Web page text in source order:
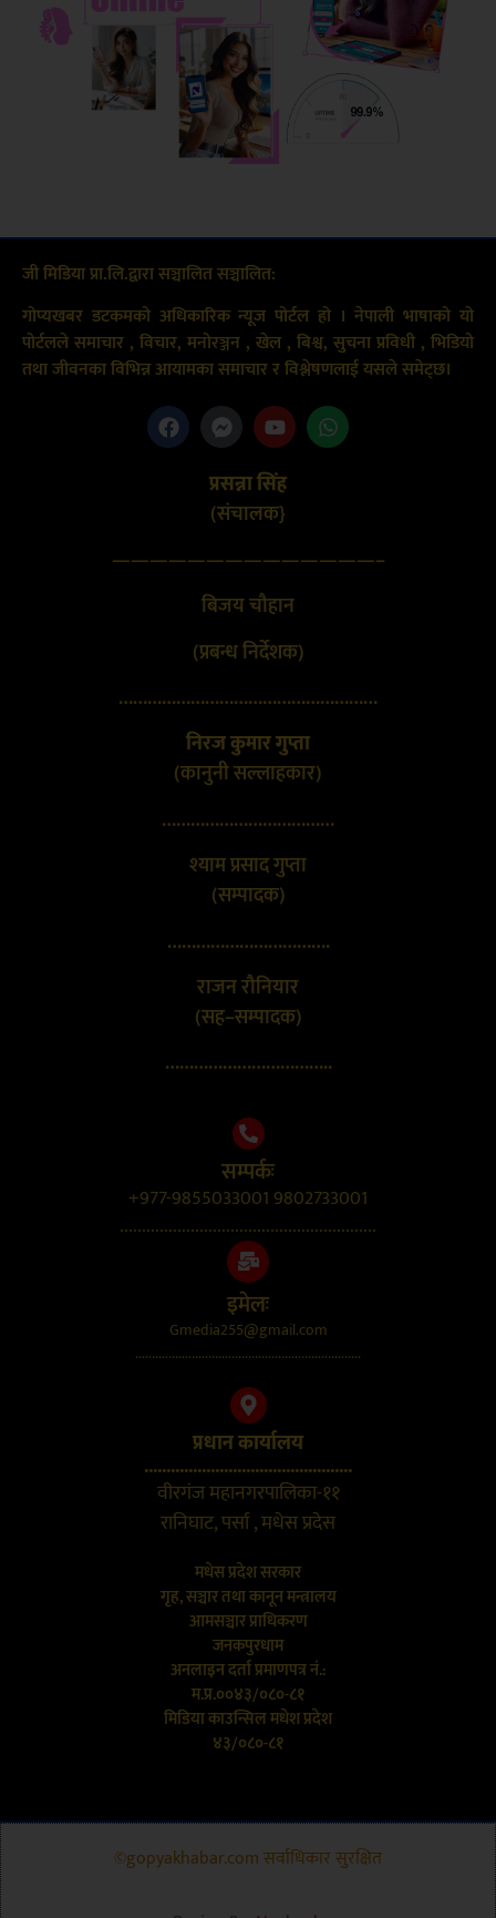
जी मिडिया प्रा.लि.द्वारा सञ्चालित सञ्चालित:
गोप्यखबर डटकमको अधिकारिक न्यूज पोर्टल हो । नेपाली भाषाको यो
पोर्टलले समाचार , विचार, मनोरञ्जन , खेल , बिश्व, सुचना प्रविधी , भिडियो
तथा जीवनका विभिन्न आयामका समाचार र विश्लेषणलाई यसले समेट्छ।
प्रसन्ना सिंह
(संचालक}
——————————————–
बिजय चौहान
(प्रबन्ध निर्देशक)
………………………………………………
निरज कुमार गुप्ता
(कानुनी सल्लाहकार)
………………………………
श्याम प्रसाद गुप्ता
(सम्पादक)
…………………………….
राजन रौनियार
(सह–सम्पादक)
……………………………..
सम्पर्कः
+977-9855033001 9802733001
..........................................................
इमेलः
Gmedia255@gmail.com
....................................................................
प्रधान कार्यालय
...............................................
वीरगंज महानगरपालिका-११
रानिघाट, पर्सा , मधेस प्रदेस
मधेस प्रदेश सरकार
गृह, सञ्चार तथा कानून मन्त्रालय
आमसञ्चार प्राधिकरण
जनकपुरधाम
अनलाइन दर्ता प्रमाणपत्र नं.:
म.प्र.००४३/०८०-८१
मिडिया काउन्सिल मधेश प्रदेश
४३/०८०-८१
©gopyakhabar.com सर्वाधिकार सुरक्षित